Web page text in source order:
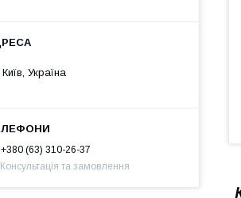
Київ, Україна
+380 (63) 310-26-37
Консультація та замовлення